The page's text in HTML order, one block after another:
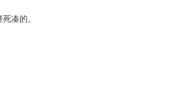
凑的。